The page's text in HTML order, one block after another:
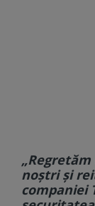
noștri și
companiei